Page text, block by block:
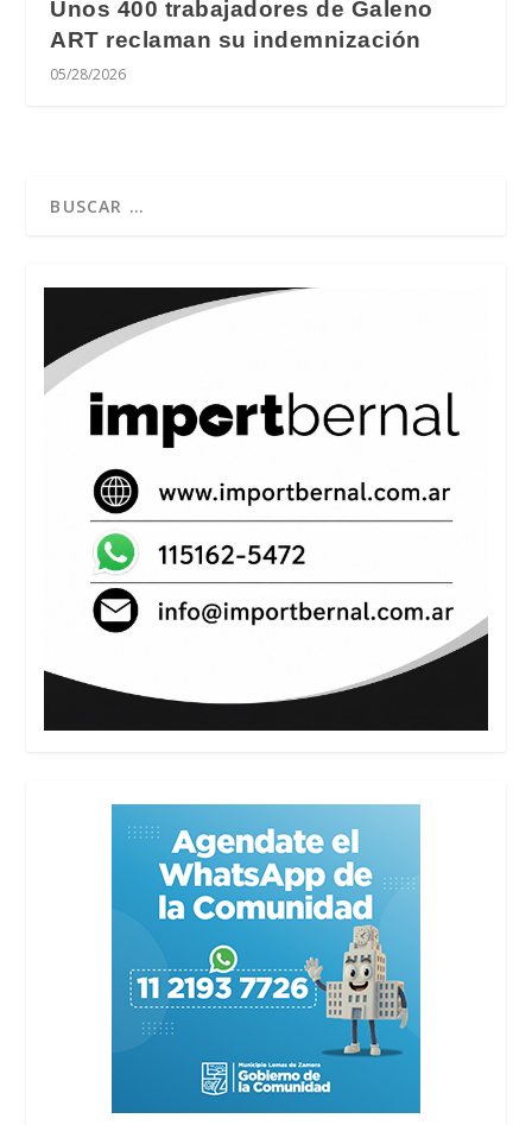
Unos 400 trabajadores de Galeno
ART reclaman su indemnización
05/28/2026